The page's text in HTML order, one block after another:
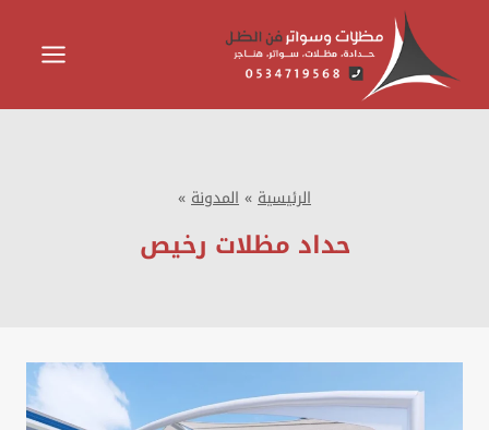
المحتوى
الرئيسية»المدونة»
حداد مظلات رخيص